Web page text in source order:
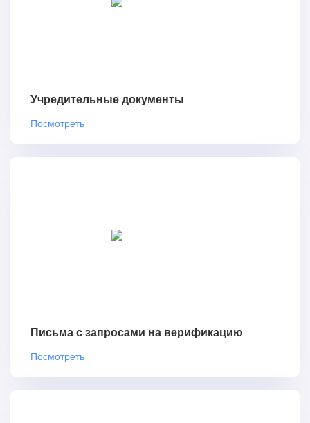
Учредительные документы
Посмотреть
Письма с запросами на верификацию
Посмотреть